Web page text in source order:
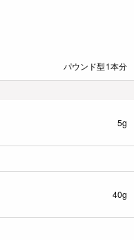
パウンド型1本分
5g
40g